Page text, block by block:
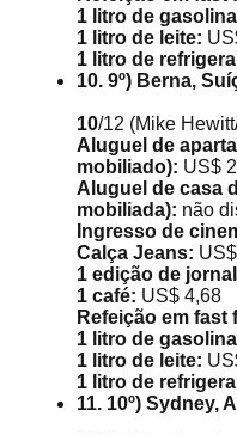
1 litro de
1 litro de leite:
1 litro de
10. 9º) Berna,
10/12 (Mike
Aluguel de
mobiliado): US$
Aluguel de casa
mobiliada): não
Ingresso de
Calça Jeans:
1 edição de
1 café: US$ 4,68
Refeição em fast
1 litro de
1 litro de leite:
1 litro de
11. 10º) Sydney,